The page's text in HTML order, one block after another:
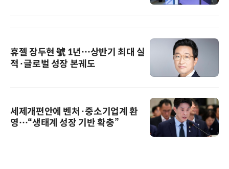
휴젤 장두현 號 1년…상반기 최대 실
적·글로벌 성장 본궤도
세제개편안에 벤처·중소기업계 환
영…“생태계 성장 기반 확충”